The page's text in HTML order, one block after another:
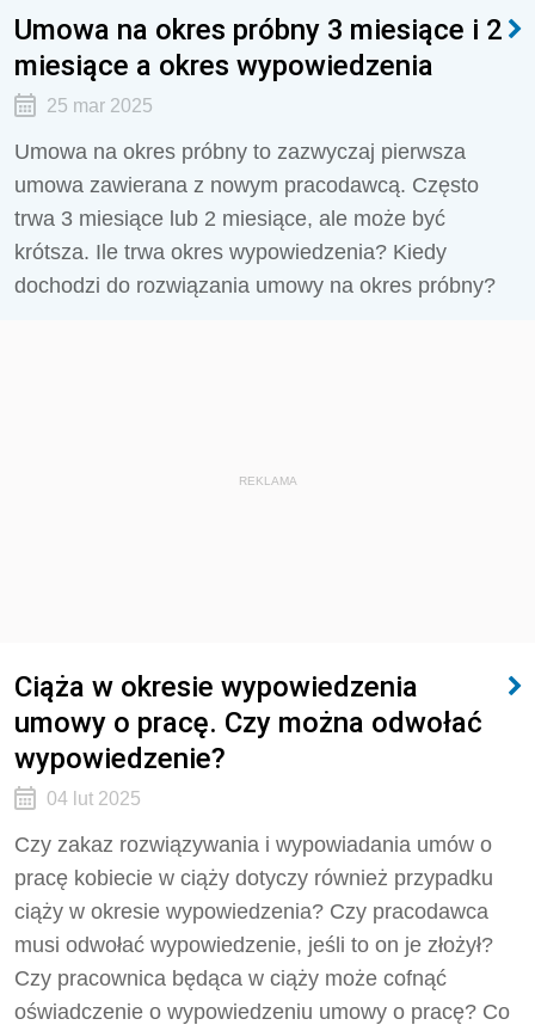
Umowa na okres próbny 3 miesiące i 2
miesiące a okres wypowiedzenia
25 mar 2025
Umowa na okres próbny to zazwyczaj pierwsza
umowa zawierana z nowym pracodawcą. Często
trwa 3 miesiące lub 2 miesiące, ale może być
krótsza. Ile trwa okres wypowiedzenia? Kiedy
dochodzi do rozwiązania umowy na okres próbny?
REKLAMA
Ciąża w okresie wypowiedzenia
umowy o pracę. Czy można odwołać
wypowiedzenie?
04 lut 2025
Czy zakaz rozwiązywania i wypowiadania umów o
pracę kobiecie w ciąży dotyczy również przypadku
ciąży w okresie wypowiedzenia? Czy pracodawca
musi odwołać wypowiedzenie, jeśli to on je złożył?
Czy pracownica będąca w ciąży może cofnąć
oświadczenie o wypowiedzeniu umowy o pracę? Co